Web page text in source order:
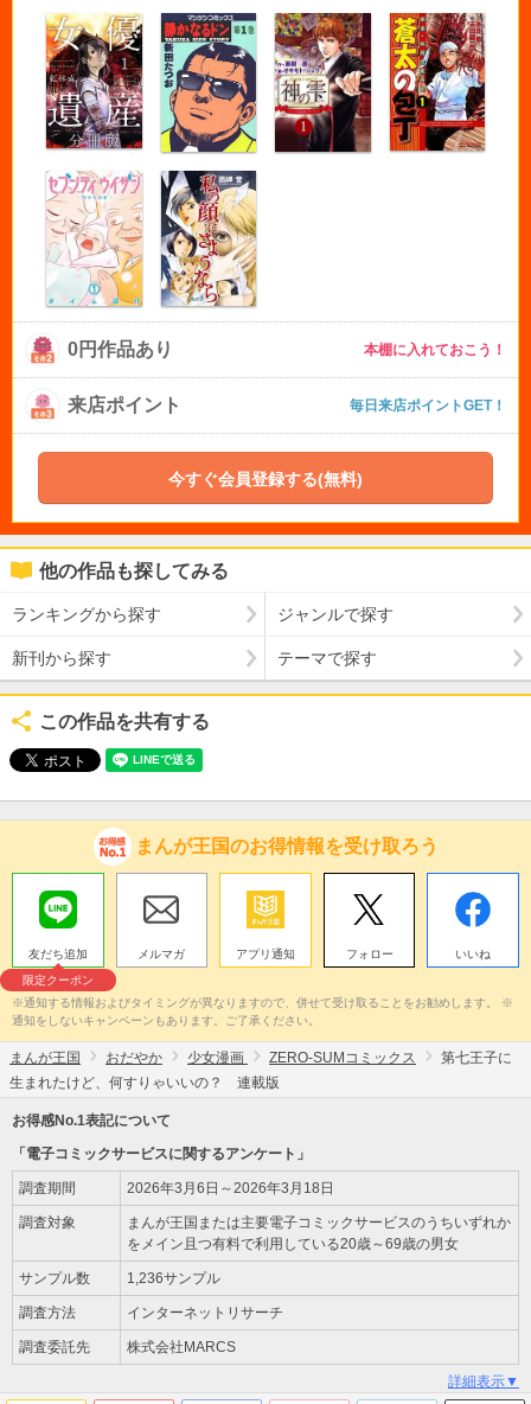
0円作品あり 本棚に入れておこう！
来店ポイント 毎日来店ポイントGET！
今すぐ会員登録する(無料)
他の作品も探してみる
ランキングから探す ジャンルで探す
新刊から探す テーマで探す
この作品を共有する
まんが王国のお得情報を受け取ろう
友だち追加
限定クーポン
メルマガ アプリ通知 フォロー いいね
※通知する情報およびタイミングが異なりますので、併せて受け取ることをお勧めします。 ※
通知をしないキャンペーンもあります。ご了承ください。
まんが王国 おだやか 少女漫画 ZERO-SUMコミックス
第七王子に
生まれたけど、何すりゃいいの？ 連載版
お得感No.1表記について
「電子コミックサービスに関するアンケート」
調査期間 2026年3月6日～2026年3月18日
調査対象
まんが王国または主要電子コミックサービスのうちいずれか
をメイン且つ有料で利用している20歳～69歳の男女
サンプル数 1,236サンプル
調査方法 インターネットリサーチ
調査委託先 株式会社MARCS
詳細表示▼